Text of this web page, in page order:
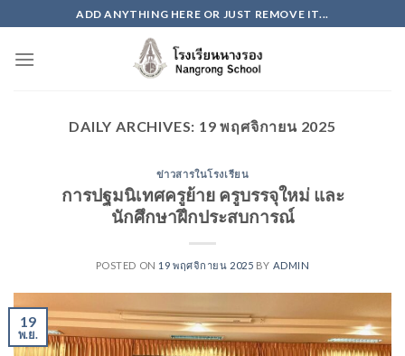
to
content
ADD ANYTHING HERE OR JUST REMOVE IT...
DAILY ARCHIVES: 19 พฤศจิกายน 2025
ข่าวสารในโรงเรียน
การปฐมนิเทศครูย้าย ครูบรรจุใหม่ และ
นักศึกษาฝึกประสบการณ์
POSTED ON 19 พฤศจิกายน 2025 BY ADMIN
19
พ.ย.